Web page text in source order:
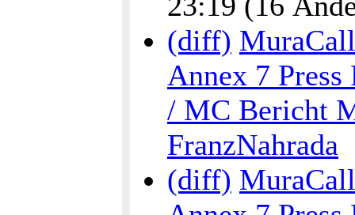
(diff)
Annex 7 Press
/ MC Bericht
FranzNahrada
(diff)